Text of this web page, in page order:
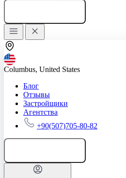
Columbus, United States
Блог
Отзывы
Застройщики
Агентства
+90(507)705-80-82